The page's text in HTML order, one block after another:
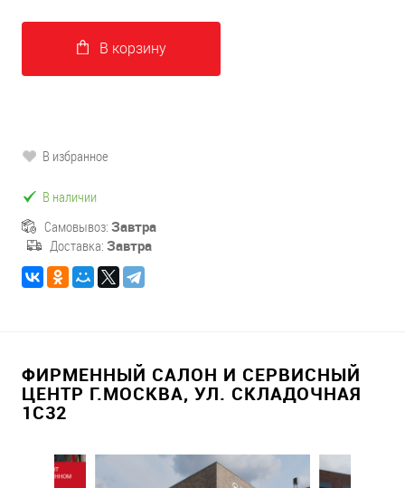
В корзину
В избранное
В наличии
Самовывоз: Завтра
Доставка: Завтра
ФИРМЕННЫЙ САЛОН И СЕРВИСНЫЙ
ЦЕНТР Г.МОСКВА, УЛ. СКЛАДОЧНАЯ
1С32